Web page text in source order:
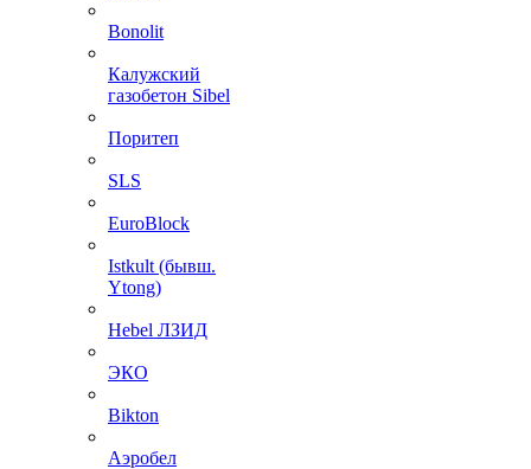
Bonolit
Калужский
газобетон Sibel
Поритеп
SLS
EuroBlock
Istkult (бывш.
Ytong)
Hebel ЛЗИД
ЭКО
Bikton
Аэробел